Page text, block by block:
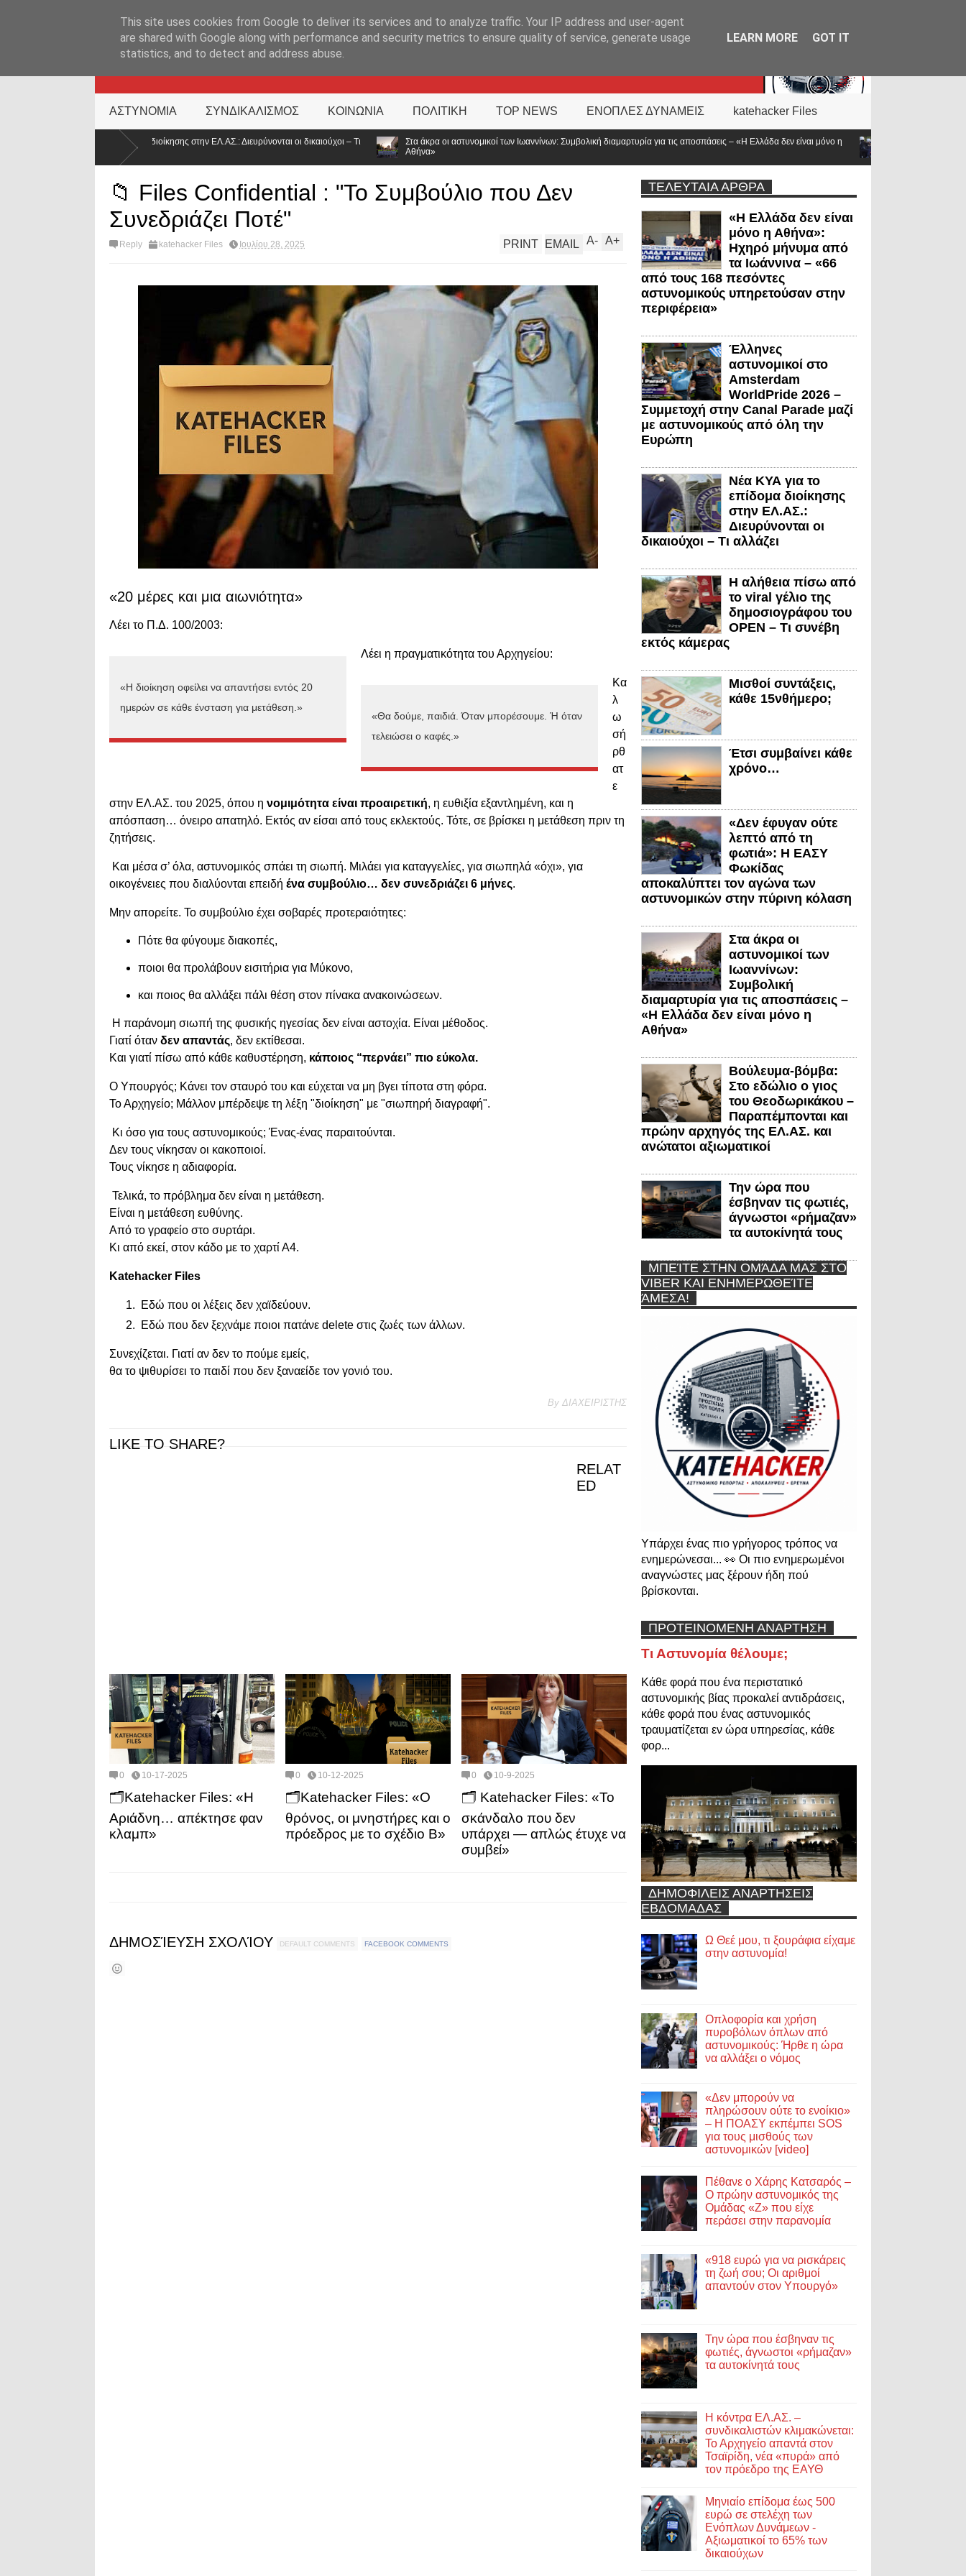
KATEHACKER
ΑΣΤΥΝΟΜΙΑ ΣΥΝΔΙΚΑΛΙΣΜΟΣ ΚΟΙΝΩΝΙΑ ΠΟΛΙΤΙΚΗ TOP NEWS ΕΝΟΠΛΕΣ ΔΥΝΑΜΕΙΣ katehacker Files
διοίκησης στην ΕΛ.ΑΣ.: Διευρύνονται οι δικαιούχοι – Τι
Στα άκρα οι αστυνομικοί των Ιωαννίνων: Συμβολική διαμαρτυρία για τις αποσπάσεις – «Η Ελλάδα δεν είναι μόνο η
Νέα ΚΥΑ για το επίδομα των «πρώτων ανταποκριτών»:
📁 Files Confidential : "Το Συμβούλιο που Δεν
Συνεδριάζει Ποτέ"
Reply katehacker Files Ιουλίου 28, 2025 A+
A-
PRINT EMAIL
«20 μέρες και μια αιωνιότητα»
Λέει το Π.Δ. 100/2003:
«Η διοίκηση οφείλει να απαντήσει εντός 20
ημερών σε κάθε ένσταση για μετάθεση.»
Λέει η πραγματικότητα του Αρχηγείου:
«Θα δούμε, παιδιά. Όταν μπορέσουμε. Ή όταν
τελειώσει ο καφές.»
Κα
λ
ω
σή
ρθ
ατ
ε
στην ΕΛ.ΑΣ. του 2025, όπου η νομιμότητα είναι προαιρετική, η ευθιξία εξαντλημένη, και η
απόσπαση… όνειρο απατηλό. Εκτός αν είσαι από τους εκλεκτούς. Τότε, σε βρίσκει η μετάθεση πριν τη
ζητήσεις.
Και μέσα σ’ όλα, αστυνομικός σπάει τη σιωπή. Μιλάει για καταγγελίες, για σιωπηλά «όχι», για
οικογένειες που διαλύονται επειδή ένα συμβούλιο… δεν συνεδριάζει 6 μήνες.
Μην απορείτε. Το συμβούλιο έχει σοβαρές προτεραιότητες:
Πότε θα φύγουμε διακοπές,
ποιοι θα προλάβουν εισιτήρια για Μύκονο,
και ποιος θα αλλάξει πάλι θέση στον πίνακα ανακοινώσεων.
Η παράνομη σιωπή της φυσικής ηγεσίας δεν είναι αστοχία. Είναι μέθοδος.
Γιατί όταν δεν απαντάς, δεν εκτίθεσαι.
Και γιατί πίσω από κάθε καθυστέρηση, κάποιος “περνάει” πιο εύκολα.
Ο Υπουργός; Κάνει τον σταυρό του και εύχεται να μη βγει τίποτα στη φόρα.
Το Αρχηγείο; Μάλλον μπέρδεψε τη λέξη "διοίκηση" με "σιωπηρή διαγραφή".
Κι όσο για τους αστυνομικούς; Ένας-ένας παραιτούνται.
Δεν τους νίκησαν οι κακοποιοί.
Τους νίκησε η αδιαφορία.
Τελικά, το πρόβλημα δεν είναι η μετάθεση.
Είναι η μετάθεση ευθύνης.
Από το γραφείο στο συρτάρι.
Κι από εκεί, στον κάδο με το χαρτί Α4.
Katehacker Files
Εδώ που οι λέξεις δεν χαϊδεύουν.
Εδώ που δεν ξεχνάμε ποιοι πατάνε delete στις ζωές των άλλων.
Συνεχίζεται. Γιατί αν δεν το πούμε εμείς,
θα το ψιθυρίσει το παιδί που δεν ξαναείδε τον γονιό του.
By ΔΙΑΧΕΙΡΙΣΤΗΣ
LIKE TO SHARE?
RELAT
ED
0 10-17-2025
🗂️Katehacker Files: «Η
Αριάδνη… απέκτησε φαν
κλαμπ»
0 10-12-2025
🗂️Katehacker Files: «Ο
θρόνος, οι μνηστήρες και ο
πρόεδρος με το σχέδιο Β»
0 10-9-2025
🗂️ Katehacker Files: «Το
σκάνδαλο που δεν
υπάρχει — απλώς έτυχε να
συμβεί»
ΔΗΜΟΣΊΕΥΣΗ ΣΧΟΛΊΟΥ DEFAULT COMMENTS FACEBOOK COMMENTS
ΤΕΛΕΥΤΑΙΑ ΑΡΘΡΑ
«Η Ελλάδα δεν είναι
μόνο η Αθήνα»:
Ηχηρό μήνυμα από
τα Ιωάννινα – «66
από τους 168 πεσόντες
αστυνομικούς υπηρετούσαν στην
περιφέρεια»
Έλληνες
αστυνομικοί στο
Amsterdam
WorldPride 2026 –
Συμμετοχή στην Canal Parade μαζί
με αστυνομικούς από όλη την
Ευρώπη
Νέα ΚΥΑ για το
επίδομα διοίκησης
στην ΕΛ.ΑΣ.:
Διευρύνονται οι
δικαιούχοι – Τι αλλάζει
Η αλήθεια πίσω από
το viral γέλιο της
δημοσιογράφου του
OPEN – Τι συνέβη
εκτός κάμερας
Μισθοί συντάξεις,
κάθε 15νθήμερο;
Έτσι συμβαίνει κάθε
χρόνο…
«Δεν έφυγαν ούτε
λεπτό από τη
φωτιά»: Η ΕΑΣΥ
Φωκίδας
αποκαλύπτει τον αγώνα των
αστυνομικών στην πύρινη κόλαση
Στα άκρα οι
αστυνομικοί των
Ιωαννίνων:
Συμβολική
διαμαρτυρία για τις αποσπάσεις –
«Η Ελλάδα δεν είναι μόνο η
Αθήνα»
Βούλευμα-βόμβα:
Στο εδώλιο ο γιος
του Θεοδωρικάκου –
Παραπέμπονται και
πρώην αρχηγός της ΕΛ.ΑΣ. και
ανώτατοι αξιωματικοί
Την ώρα που
έσβηναν τις φωτιές,
άγνωστοι «ρήμαζαν»
τα αυτοκίνητά τους
ΜΠΕΊΤΕ ΣΤΗΝ ΟΜΆΔΑ ΜΑΣ ΣΤΟ
VIBER ΚΑΙ ΕΝΗΜΕΡΩΘΕΊΤΕ
ΆΜΕΣΑ!
Υπάρχει ένας πιο γρήγορος τρόπος να
ενημερώνεσαι... 👀 Οι πιο ενημερωμένοι
αναγνώστες μας ξέρουν ήδη πού
βρίσκονται.
ΠΡΟΤΕΙΝΟΜΕΝΗ ΑΝΑΡΤΗΣΗ
Τι Αστυνομία θέλουμε;
Κάθε φορά που ένα περιστατικό
αστυνομικής βίας προκαλεί αντιδράσεις,
κάθε φορά που ένας αστυνομικός
τραυματίζεται εν ώρα υπηρεσίας, κάθε
φορ...
ΔΗΜΟΦΙΛΕΙΣ ΑΝΑΡΤΗΣΕΙΣ
ΕΒΔΟΜΑΔΑΣ
Ω Θεέ μου, τι ξουράφια είχαμε
στην αστυνομία!
Οπλοφορία και χρήση
πυροβόλων όπλων από
αστυνομικούς: Ήρθε η ώρα
να αλλάξει ο νόμος
«Δεν μπορούν να
πληρώσουν ούτε το ενοίκιο»
– Η ΠΟΑΣΥ εκπέμπει SOS
για τους μισθούς των
αστυνομικών [video]
Πέθανε ο Χάρης Κατσαρός –
Ο πρώην αστυνομικός της
Ομάδας «Ζ» που είχε
περάσει στην παρανομία
«918 ευρώ για να ρισκάρεις
τη ζωή σου; Οι αριθμοί
απαντούν στον Υπουργό»
Την ώρα που έσβηναν τις
φωτιές, άγνωστοι «ρήμαζαν»
τα αυτοκίνητά τους
Η κόντρα ΕΛ.ΑΣ. –
συνδικαλιστών κλιμακώνεται:
Το Αρχηγείο απαντά στον
Τσαϊρίδη, νέα «πυρά» από
τον πρόεδρο της ΕΑΥΘ
Μηνιαίο επίδομα έως 500
ευρώ σε στελέχη των
Ενόπλων Δυνάμεων -
Αξιωματικοί το 65% των
δικαιούχων
This site uses cookies from Google to deliver its services and to analyze traffic. Your IP address and user-agent
are shared with Google along with performance and security metrics to ensure quality of service, generate usage
statistics, and to detect and address abuse.
LEARN MORE GOT IT